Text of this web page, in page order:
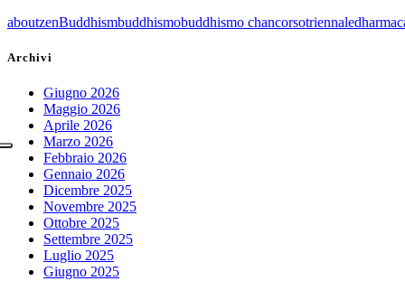
aboutzenBuddhismbuddhismobuddhismo chancorsotriennale
Archivi
Giugno 2026
Maggio 2026
Aprile 2026
Marzo 2026
Febbraio 2026
Gennaio 2026
Dicembre 2025
Novembre 2025
Ottobre 2025
Settembre 2025
Luglio 2025
Giugno 2025